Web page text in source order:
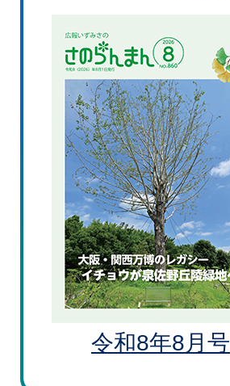
令和8年8月号